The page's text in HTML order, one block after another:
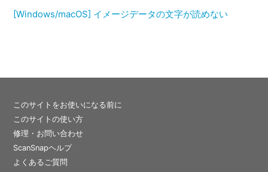
[Windows/macOS] イメージデータの文字が読めない
このサイトをお使いになる前に
このサイトの使い方
修理・お問い合わせ
ScanSnapヘルプ
よくあるご質問